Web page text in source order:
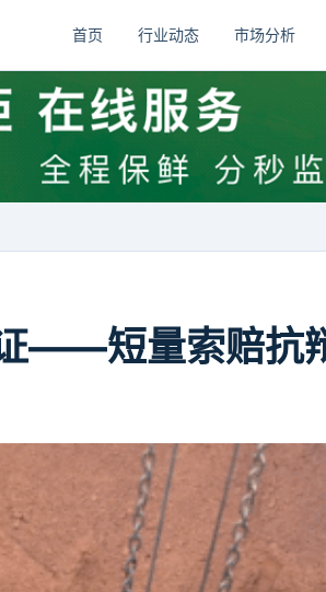
首页 行业动态 市场分析
——短量索赔抗